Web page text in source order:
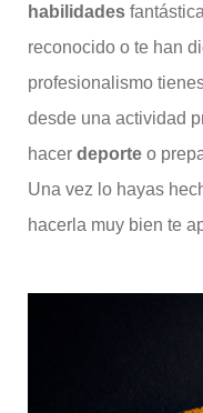
habilidades
reconocido o te han
profesionalismo
desde una actividad
hacer deporte o
Una vez lo hayas
hacerla muy bien te